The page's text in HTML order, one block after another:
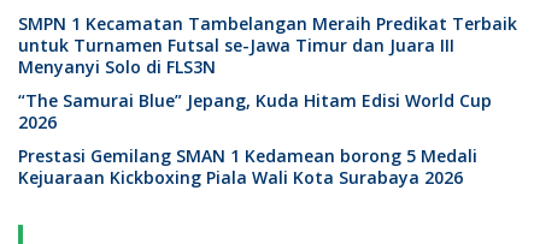
SMPN 1 Kecamatan Tambelangan Meraih Predikat Terbaik
untuk Turnamen Futsal se-Jawa Timur dan Juara III
Menyanyi Solo di FLS3N
“The Samurai Blue” Jepang, Kuda Hitam Edisi World Cup
2026
Prestasi Gemilang SMAN 1 Kedamean borong 5 Medali
Kejuaraan Kickboxing Piala Wali Kota Surabaya 2026